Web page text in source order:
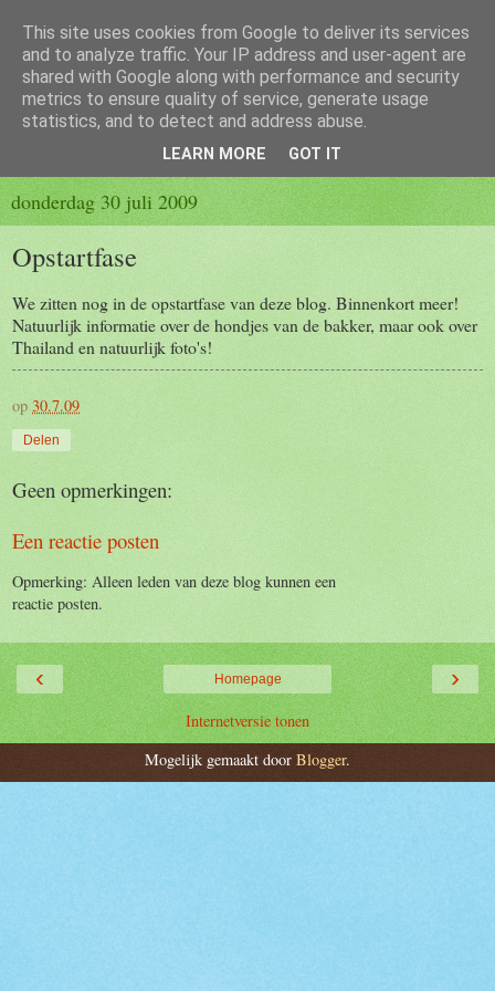
Hondje(s) van de bakker
Op deze website schrijven de hondjes van de bakker hun avonturen.
Neem niet alles even serieus! Het leven is een lachertje, toch?
donderdag 30 juli 2009
Opstartfase
We zitten nog in de opstartfase van deze blog. Binnenkort meer!
Natuurlijk informatie over de hondjes van de bakker, maar ook over
Thailand en natuurlijk foto's!
op 30.7.09
Delen
Geen opmerkingen:
Een reactie posten
Opmerking: Alleen leden van deze blog kunnen een
reactie posten.
‹ ›
Homepage
Internetversie tonen
Mogelijk gemaakt door Blogger.
This site uses cookies from Google to deliver its services
and to analyze traffic. Your IP address and user-agent are
shared with Google along with performance and security
metrics to ensure quality of service, generate usage
statistics, and to detect and address abuse.
LEARN MORE GOT IT